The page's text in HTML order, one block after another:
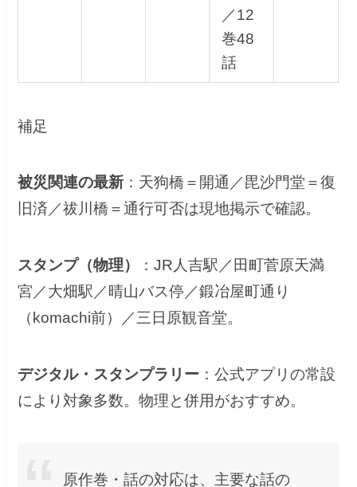
／12
巻48
話
補足
被災関連の最新 ：天狗橋＝開通／毘沙門堂＝復
旧済／祓川橋＝通行可否は現地掲示で確認。
スタンプ（物理）
：JR人吉駅／田町菅原天満
宮／大畑駅／晴山バス停／鍛冶屋町通り
（komachi前）／三日原観音堂。
デジタル・スタンプラリー ：公式アプリの常設
により対象多数。物理と併用がおすすめ。
原作巻・話の対応は、主要な話の